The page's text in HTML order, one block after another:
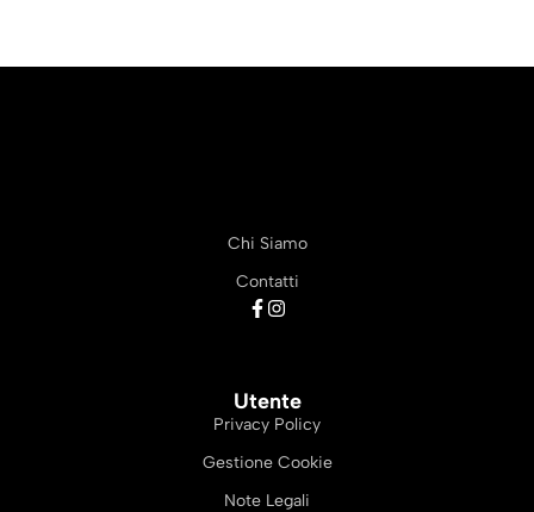
Chi Siamo
Contatti
Utente
Privacy Policy
Gestione Cookie
Note Legali